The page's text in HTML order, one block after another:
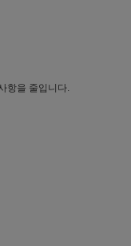
항을 줄입니다.